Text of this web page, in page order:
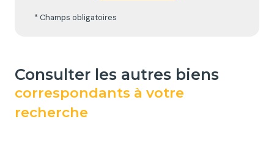
* Champs obligatoires
consulter les autres biens
correspondants à votre
recherche